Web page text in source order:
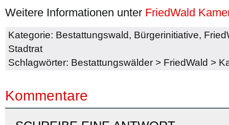
Weitere Informationen unter FriedWald
Kategorie: Bestattungswald, Bürgerinitiative,
Stadtrat
Schlagwörter: Bestattungswälder > FriedWald >
Kommentare